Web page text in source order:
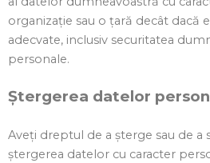
organizație sau o țară decât dacă
adecvate, inclusiv securitatea
personale.
Ștergerea datelor
Aveți dreptul de a șterge sau de a
ștergerea datelor cu caracter